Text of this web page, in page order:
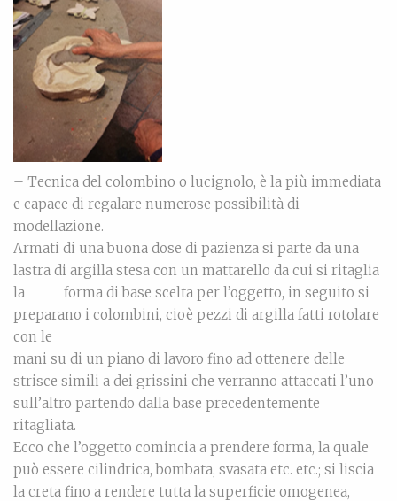
– Tecnica del colombino o lucignolo, è la più immediata
e capace di regalare numerose possibilità di
modellazione.
Armati di una buona dose di pazienza si parte da una
lastra di argilla stesa con un mattarello da cui si ritaglia
la forma di base scelta per l’oggetto, in seguito si
preparano i colombini, cioè pezzi di argilla fatti rotolare
con le
mani su di un piano di lavoro fino ad ottenere delle
strisce simili a dei grissini che verranno attaccati l’uno
sull’altro partendo dalla base precedentemente
ritagliata.
Ecco che l’oggetto comincia a prendere forma, la quale
può essere cilindrica, bombata, svasata etc. etc.; si liscia
la creta fino a rendere tutta la superficie omogenea,